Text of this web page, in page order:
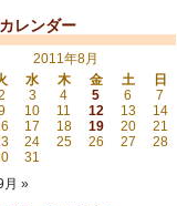
カレンダー
2011年8月
水 木 金 土
日
3 4 5 6
7
10 11 12 13
14
17 18 19 20
21
24 25 26 27
28
31
月 »